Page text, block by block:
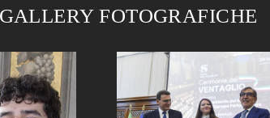
FOTOGRAFICHE